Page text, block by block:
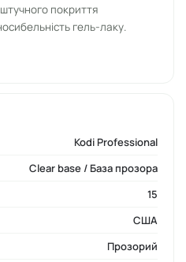
покриття
гель-лаку.
забезпечує вирівнювання
не розтікається,
дисперсійний шар.
для тонких та ламких
Kodi Professional
Clear base / База прозора
15
США
Прозорий